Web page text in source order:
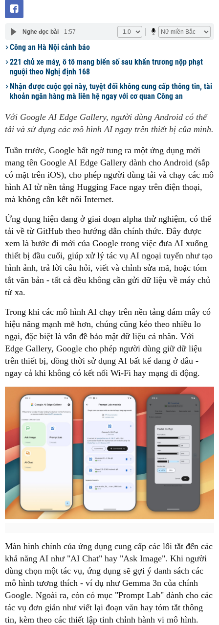
Nghe đọc bài 1:57
Công an Hà Nội cảnh báo
221 chủ xe máy, ô tô mang biển số sau khẩn trương nộp phạt
nguội theo Nghị định 168
Nhận được cuộc gọi này, tuyệt đối không cung cấp thông tin, tài
khoản ngân hàng mà liên hệ ngay với cơ quan Công an
Với Google AI Edge Gallery, người dùng Android có thể
tải và sử dụng các mô hình AI ngay trên thiết bị của mình.
Tuần trước, Google bất ngờ tung ra một ứng dụng mới
mang tên Google AI Edge Gallery dành cho Android (sắp
có mặt trên iOS), cho phép người dùng tải và chạy các mô
hình AI từ nền tảng Hugging Face ngay trên điện thoại,
mà không cần kết nối Internet.
Ứng dụng hiện đang ở giai đoạn alpha thử nghiệm, có thể
tải về từ GitHub theo hướng dẫn chính thức. Đây được
xem là bước đi mới của Google trong việc đưa AI xuống
thiết bị đầu cuối, giúp xử lý tác vụ AI ngoại tuyến như tạo
hình ảnh, trả lời câu hỏi, viết và chỉnh sửa mã, hoặc tóm
tắt văn bản - tất cả đều không cần gửi dữ liệu về máy chủ
từ xa.
Trong khi các mô hình AI chạy trên nền tảng đám mây có
hiệu năng mạnh mẽ hơn, chúng cũng kéo theo nhiều lo
ngại, đặc biệt là vấn đề bảo mật dữ liệu cá nhân. Với
Edge Gallery, Google cho phép người dùng giữ dữ liệu
trên thiết bị, đồng thời sử dụng AI bất kể đang ở đâu -
ngay cả khi không có kết nối Wi-Fi hay mạng di động.
Màn hình chính của ứng dụng cung cấp các lối tắt đến các
khả năng AI như "AI Chat" hay "Ask Image". Khi người
dùng chọn một tác vụ, ứng dụng sẽ gợi ý danh sách các
mô hình tương thích - ví dụ như Gemma 3n của chính
Google. Ngoài ra, còn có mục "Prompt Lab" dành cho các
tác vụ đơn giản như viết lại đoạn văn hay tóm tắt thông
tin, kèm theo các thiết lập tinh chỉnh hành vi mô hình.